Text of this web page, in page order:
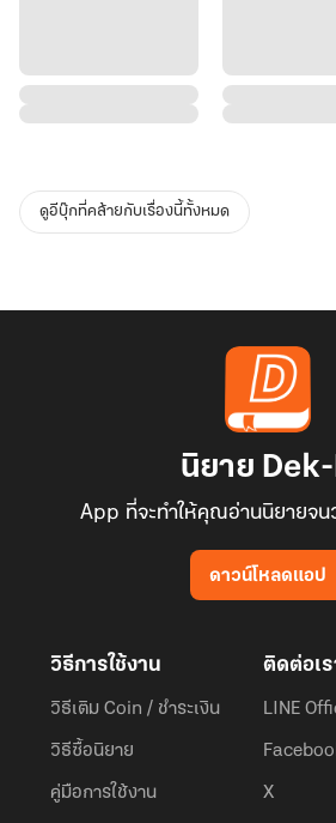
ดูอีบุ๊กที่คล้ายกับเรื่องนี้ทั้งหมด
นิยาย
App ที่จะทำให้คุณอ่านนิยายจน
ดาวน์โหลดแอป
วิธีการใช้งาน
วิธีเติม Coin / ชำระเงิน
วิธีซื้อนิยาย
คู่มือการใช้งาน
ติดต่อเร
LINE
X